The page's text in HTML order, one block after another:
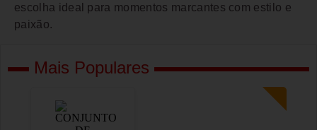
escolha ideal para momentos marcantes com estilo e
paixão.
Mais Populares